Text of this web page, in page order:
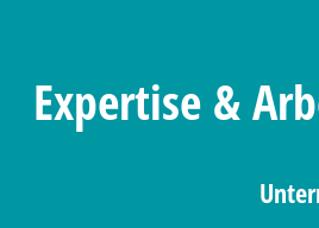
Expertise &